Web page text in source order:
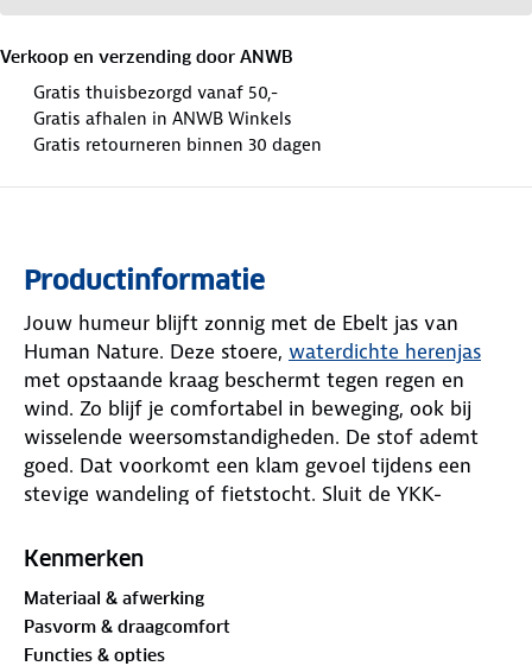
Verkoop en verzending door ANWB
Gratis thuisbezorgd vanaf 50,-
Gratis afhalen in ANWB Winkels
Gratis retourneren binnen 30 dagen
Productinformatie
Jouw humeur blijft zonnig met de Ebelt jas van
Human Nature. Deze stoere, waterdichte herenjas
met opstaande kraag beschermt tegen regen en
wind. Zo blijf je comfortabel in beweging, ook bij
wisselende weersomstandigheden. De stof ademt
goed. Dat voorkomt een klam gevoel tijdens een
stevige wandeling of fietstocht. Sluit de YKK-
je de drukknopen dicht. Dubbel beschermd tegen
Word je warm? Open de rugventilatie. Haal de
Kenmerken
Materiaal & afwerking
Pasvorm & draagcomfort
Functies & opties